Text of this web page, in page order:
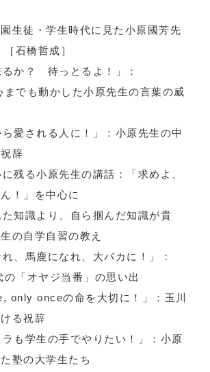
生徒・学生時代に見た小原國芳先
石橋哲成］
か？ 待っとるよ！」：
も動かした小原先生の言葉の威
愛される人に！」：小原先生の中
辞
残る小原先生の講話：「求めよ、
！」を中心に
知識より、自ら掴んだ知識が貴
の自学自習の教え
、馬鹿になれ、大バカに！」：
オヤジ当番」の思い出
onceの命を大切に！」：玉川
る祝辞
も学生の手でやりたい！」：小原
塾の大学生たち